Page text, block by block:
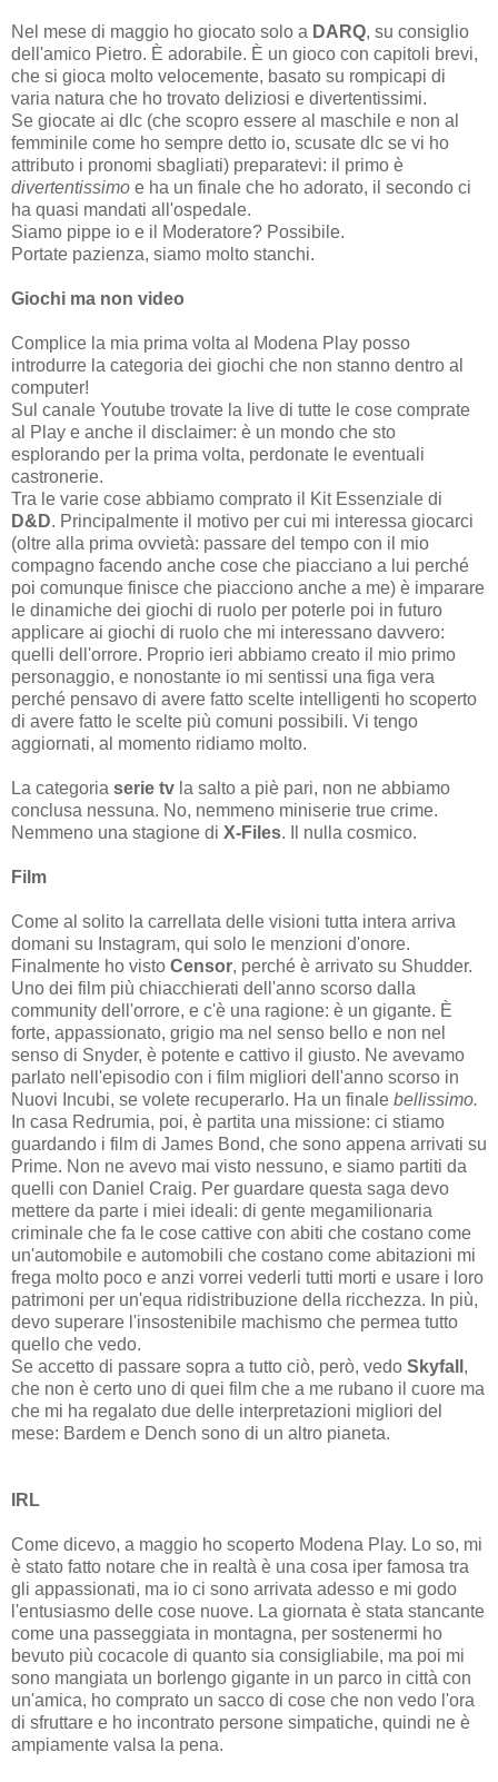
Nel mese di maggio ho giocato solo a DARQ, su consiglio
dell'amico Pietro. È adorabile. È un gioco con capitoli brevi,
che si gioca molto velocemente, basato su rompicapi di
varia natura che ho trovato deliziosi e divertentissimi.
Se giocate ai dlc (che scopro essere al maschile e non al
femminile come ho sempre detto io, scusate dlc se vi ho
attributo i pronomi sbagliati) preparatevi: il primo è
divertentissimo e ha un finale che ho adorato, il secondo ci
ha quasi mandati all'ospedale.
Siamo pippe io e il Moderatore? Possibile.
Portate pazienza, siamo molto stanchi.
Giochi ma non video
Complice la mia prima volta al Modena Play posso
introdurre la categoria dei giochi che non stanno dentro al
computer!
Sul canale Youtube trovate la live di tutte le cose comprate
al Play e anche il disclaimer: è un mondo che sto
esplorando per la prima volta, perdonate le eventuali
castronerie.
Tra le varie cose abbiamo comprato il Kit Essenziale di
D&D. Principalmente il motivo per cui mi interessa giocarci
(oltre alla prima ovvietà: passare del tempo con il mio
compagno facendo anche cose che piacciano a lui perché
poi comunque finisce che piacciono anche a me) è imparare
le dinamiche dei giochi di ruolo per poterle poi in futuro
applicare ai giochi di ruolo che mi interessano davvero:
quelli dell'orrore. Proprio ieri abbiamo creato il mio primo
personaggio, e nonostante io mi sentissi una figa vera
perché pensavo di avere fatto scelte intelligenti ho scoperto
di avere fatto le scelte più comuni possibili. Vi tengo
aggiornati, al momento ridiamo molto.
La categoria serie tv la salto a piè pari, non ne abbiamo
conclusa nessuna. No, nemmeno miniserie true crime.
Nemmeno una stagione di X-Files. Il nulla cosmico.
Film
Come al solito la carrellata delle visioni tutta intera arriva
domani su Instagram, qui solo le menzioni d'onore.
Finalmente ho visto Censor, perché è arrivato su Shudder.
Uno dei film più chiacchierati dell'anno scorso dalla
community dell'orrore, e c'è una ragione: è un gigante. È
forte, appassionato, grigio ma nel senso bello e non nel
senso di Snyder, è potente e cattivo il giusto. Ne avevamo
parlato nell'episodio con i film migliori dell'anno scorso in
Nuovi Incubi, se volete recuperarlo. Ha un finale bellissimo.
In casa Redrumia, poi, è partita una missione: ci stiamo
guardando i film di James Bond, che sono appena arrivati su
Prime. Non ne avevo mai visto nessuno, e siamo partiti da
quelli con Daniel Craig. Per guardare questa saga devo
mettere da parte i miei ideali: di gente megamilionaria
criminale che fa le cose cattive con abiti che costano come
un'automobile e automobili che costano come abitazioni mi
frega molto poco e anzi vorrei vederli tutti morti e usare i loro
patrimoni per un'equa ridistribuzione della ricchezza. In più,
devo superare l'insostenibile machismo che permea tutto
quello che vedo.
Se accetto di passare sopra a tutto ciò, però, vedo Skyfall ,
che non è certo uno di quei film che a me rubano il cuore ma
che mi ha regalato due delle interpretazioni migliori del
mese: Bardem e Dench sono di un altro pianeta.
IRL
Come dicevo, a maggio ho scoperto Modena Play. Lo so, mi
è stato fatto notare che in realtà è una cosa iper famosa tra
gli appassionati, ma io ci sono arrivata adesso e mi godo
l'entusiasmo delle cose nuove. La giornata è stata stancante
come una passeggiata in montagna, per sostenermi ho
bevuto più cocacole di quanto sia consigliabile, ma poi mi
sono mangiata un borlengo gigante in un parco in città con
un'amica, ho comprato un sacco di cose che non vedo l'ora
di sfruttare e ho incontrato persone simpatiche, quindi ne è
ampiamente valsa la pena.